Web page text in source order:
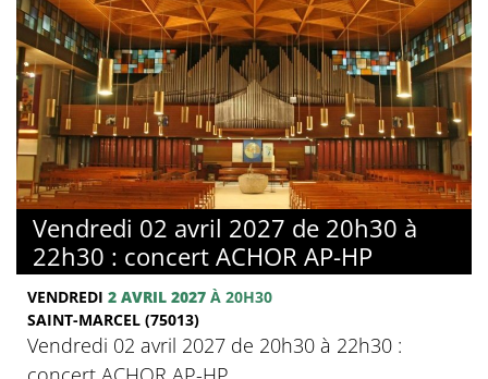
Vendredi 02 avril 2027 de 20h30 à
22h30 : concert ACHOR AP-HP
VENDREDI 2 AVRIL 2027 À 20H30
SAINT-MARCEL (75013)
Vendredi 02 avril 2027 de 20h30 à 22h30 :